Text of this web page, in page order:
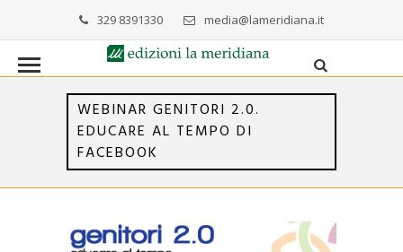
329 8391330 media@lameridiana.it
WEBINAR GENITORI 2.0.
EDUCARE AL TEMPO DI
FACEBOOK